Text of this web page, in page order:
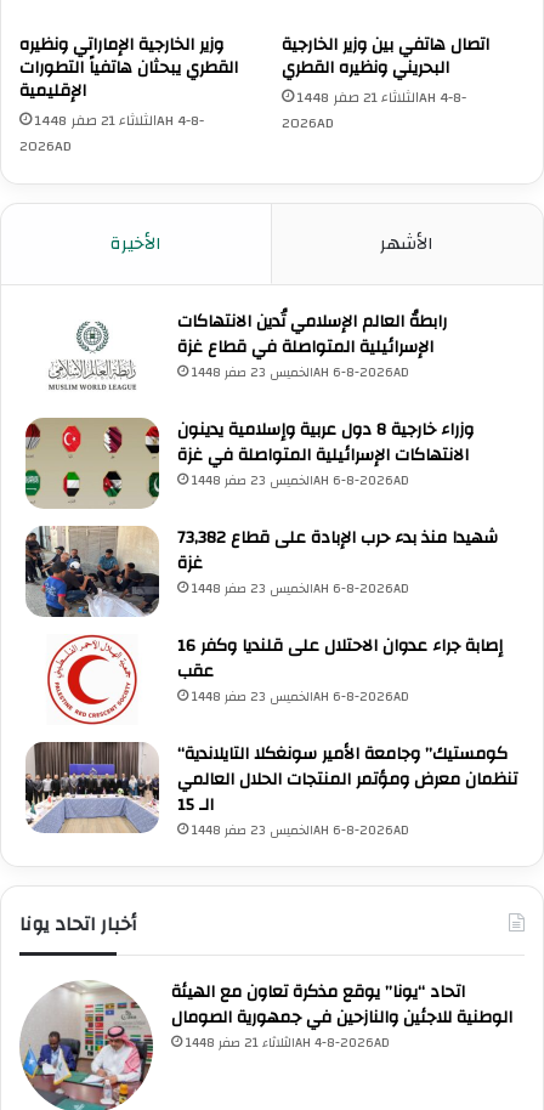
وزير الخارجية الإماراتي ونظيره
القطري يبحثان هاتفياً التطورات
الإقليمية
الثلاثاء 21 صفر 1448AH 4-8-
2026AD
اتصال هاتفي بين وزير الخارجية
البحريني ونظيره القطري
الثلاثاء 21 صفر 1448AH 4-8-
2026AD
الأخيرة الأشهر
رابطةُ العالم الإسلامي تُدين الانتهاكات
الإسرائيلية المتواصلة في قطاع غزة
الخميس 23 صفر 1448AH 6-8-2026AD
وزراء خارجية 8 دول عربية وإسلامية يدينون
الانتهاكات الإسرائيلية المتواصلة في غزة
الخميس 23 صفر 1448AH 6-8-2026AD
73,382 شهيدا منذ بدء حرب الإبادة على قطاع
غزة
الخميس 23 صفر 1448AH 6-8-2026AD
16 إصابة جراء عدوان الاحتلال على قلنديا وكفر
عقب
الخميس 23 صفر 1448AH 6-8-2026AD
“كومستيك” وجامعة الأمير سونغكلا التايلاندية
تنظمان معرض ومؤتمر المنتجات الحلال العالمي
الـ 15
الخميس 23 صفر 1448AH 6-8-2026AD
أخبار اتحاد يونا
اتحاد “يونا” يوقع مذكرة تعاون مع الهيئة
الوطنية للاجئين والنازحين في جمهورية الصومال
الثلاثاء 21 صفر 1448AH 4-8-2026AD